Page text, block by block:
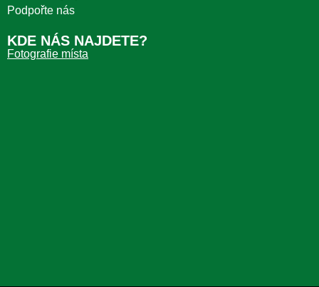
Podpořte nás
KDE NÁS NAJDETE?
Fotografie místa